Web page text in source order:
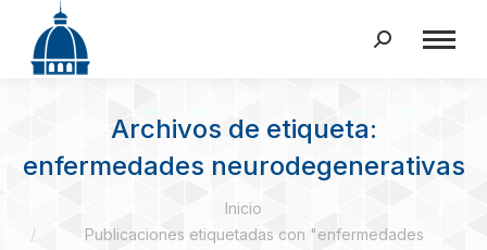
Buscar:
Archivos de etiqueta:
enfermedades neurodegenerativas
Inicio
Publicaciones etiquetadas con "enfermedades